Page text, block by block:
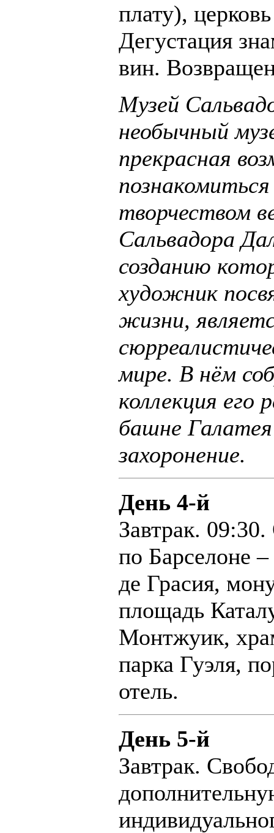
плату),
Дегустация
вин.
Музей
необычный
прекрасная
творчеством
Сальвадора
созданию
художник
жизни,
мире. В нём
коллекция
башне
захоронение.
День 4-й
Завтрак.
по Барселоне
де Грасия,
площадь
Монтжуик,
парка Гуэля,
отель.
День 5-й
Завтрак.